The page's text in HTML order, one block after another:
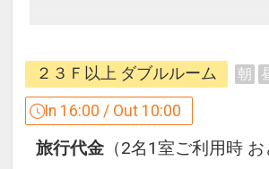
０ （通常１４：００）・アー
クアウト１０：００（通常１
だからお得なプランです。
た場合や、指定の時間後に
２３Ｆ以上 ダブルルーム 朝
In 16:00 / Out 10:00
旅行代金 （2名1室ご利用時